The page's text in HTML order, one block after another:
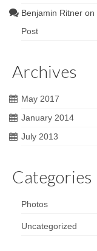
Benjamin Ritneron
Post
Archives
May 2017
January 2014
July 2013
Categories
Photos
Uncategorized